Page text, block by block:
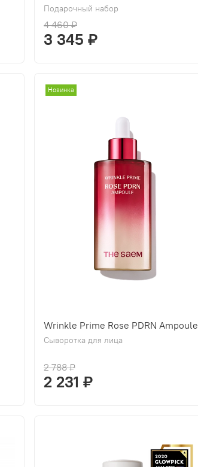
Подарочный набор
4 460 ₽
3 345 ₽
Новинка
Wrinkle Prime Rose PDRN Ampoule
Сыворотка для лица
2 788 ₽
2 231 ₽